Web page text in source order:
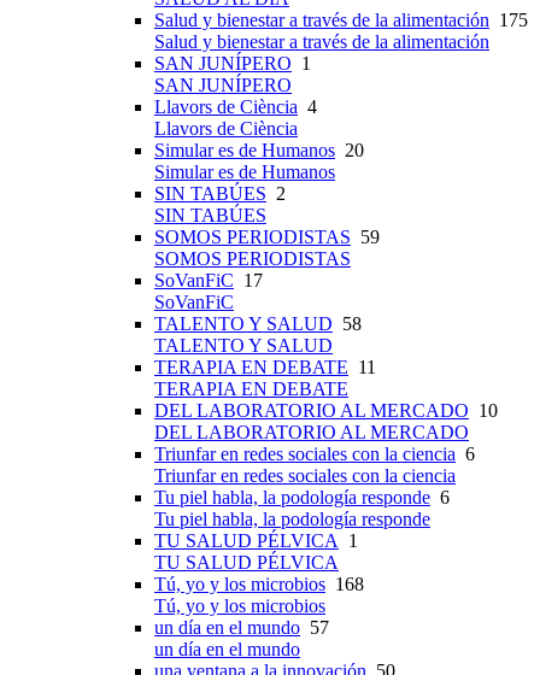
Salud y bienestar a través de la alimentación 175
Salud y bienestar a través de la alimentación
SAN JUNÍPERO 1
SAN JUNÍPERO
Llavors de Ciència 4
Llavors de Ciència
Simular es de Humanos 20
Simular es de Humanos
SIN TABÚES 2
SIN TABÚES
SOMOS PERIODISTAS 59
SOMOS PERIODISTAS
SoVanFiC 17
SoVanFiC
TALENTO Y SALUD 58
TALENTO Y SALUD
TERAPIA EN DEBATE 11
TERAPIA EN DEBATE
DEL LABORATORIO AL MERCADO 10
DEL LABORATORIO AL MERCADO
Triunfar en redes sociales con la ciencia 6
Triunfar en redes sociales con la ciencia
Tu piel habla, la podología responde 6
Tu piel habla, la podología responde
TU SALUD PÉLVICA 1
TU SALUD PÉLVICA
Tú, yo y los microbios 168
Tú, yo y los microbios
un día en el mundo 57
un día en el mundo